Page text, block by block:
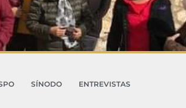
SÍNODO
ENTREVISTAS